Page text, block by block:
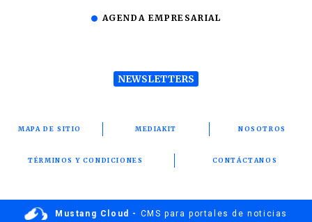
AGENDA EMPRESARIAL
NEWSLETTERS
MAPA DE SITIO MEDIAKIT NOSOTROS
TÉRMINOS Y CONDICIONES CONTÁCTANOS
Mustang Cloud - CMS para portales de noticias